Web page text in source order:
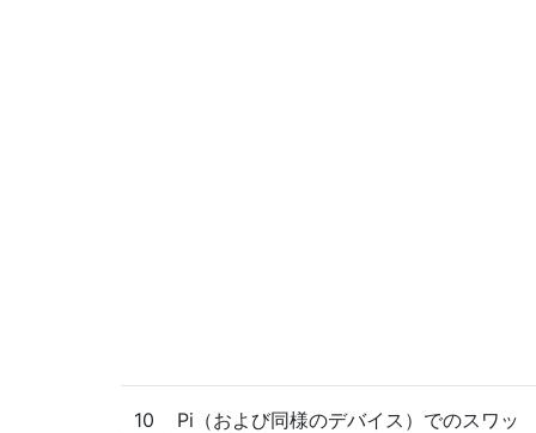
10
Pi（および同様のデバイス）でのスワッ